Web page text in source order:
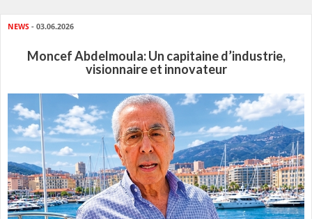
NEWS - 03.06.2026
Moncef Abdelmoula: Un capitaine d’industrie,
visionnaire et innovateur